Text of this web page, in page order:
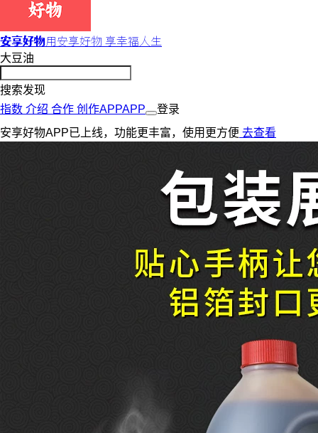
安享好物用安享好物 享幸福人生
大豆油
搜索发现
指数 介绍 合作 创作APPAPP
登录
安享好物APP已上线，功能更丰富，使用更方便 去查看